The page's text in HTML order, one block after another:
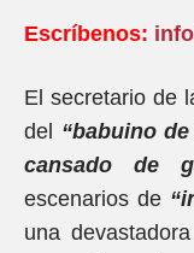
Escríbenos:
El secretario de
del “babuino
cansado de
escenarios de
una